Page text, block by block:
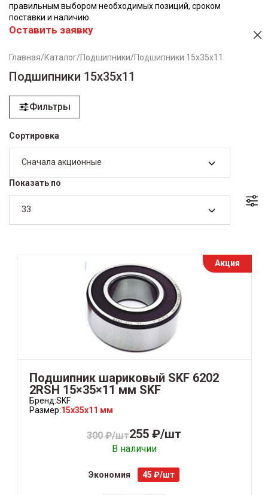
правильным выбором необходимых позиций, сроком
поставки и наличию.
Оставить заявку
Главная/Каталог/Подшипники/Подшипники 15х35х11
Подшипники 15х35х11
Фильтры
Сортировка
Сначала акционные
Показать по
33
Акция
Подшипник шариковый SKF 6202
2RSH 15×35×11 мм SKF
Бренд:SKF
Размер:15x35x11 мм
300 ₽/шт255 ₽/шт
В наличии
Экономия 45 ₽/шт